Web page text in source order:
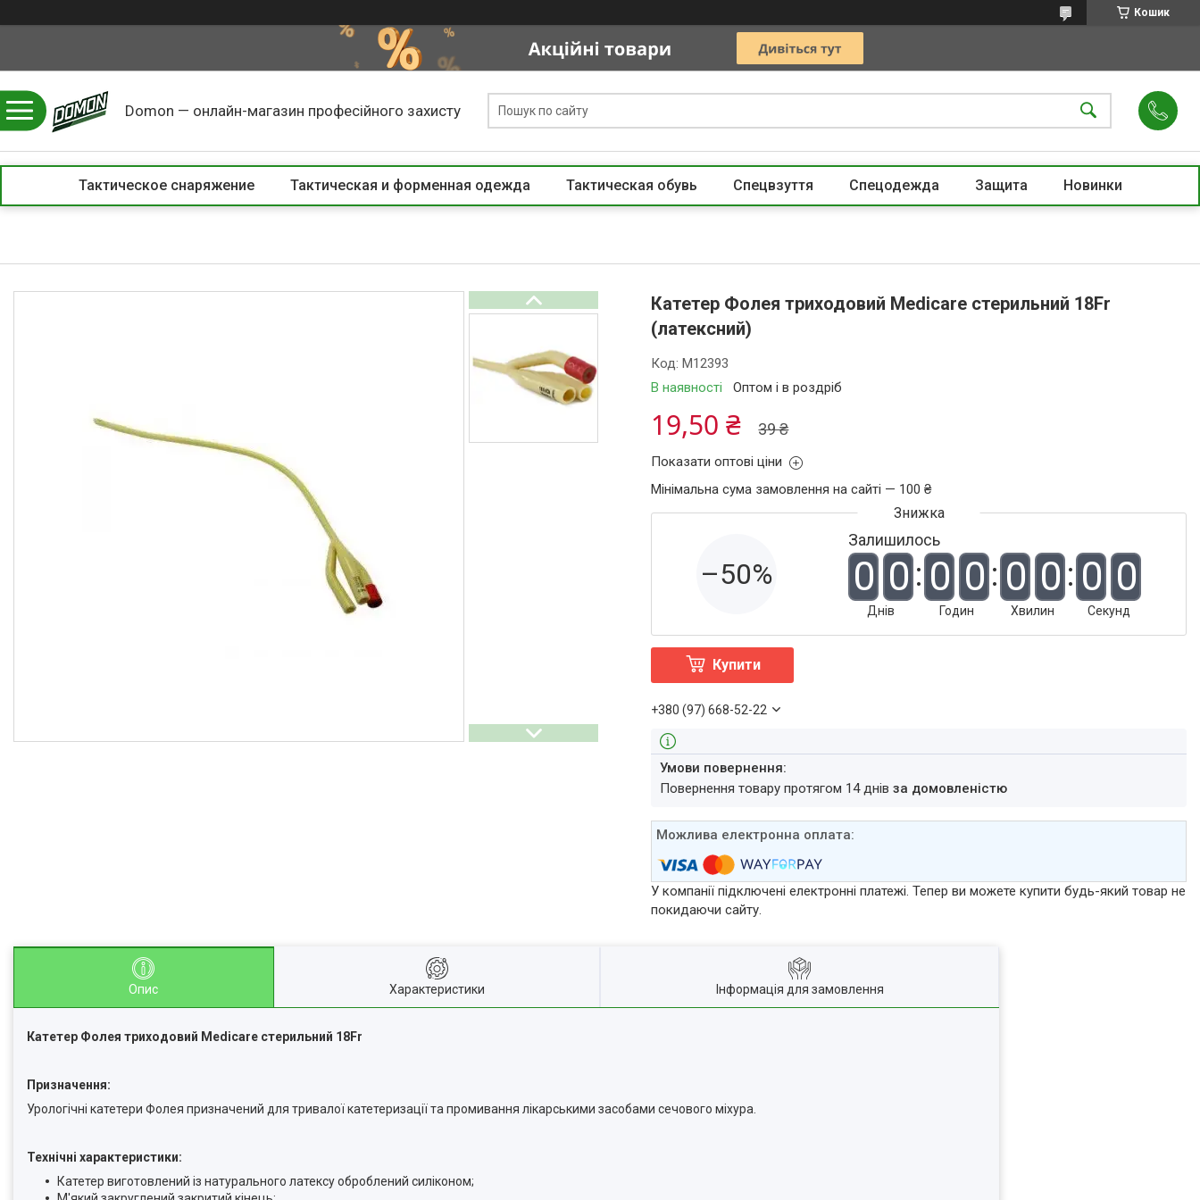
Кошик
Domon — онлайн-магазин професійного захисту
Тактическое снаряжение Тактическая и форменная одежда Тактическая обувь Спецвзуття Спецодежда Защита Новинки
Катетер Фолея триходовий Medicare стерильний 18Fr
(латексний)
В наявності Оптом і в роздріб
Код:M12393
39 ₴
19,50 ₴
Показати оптові ціни
Мінімальна сума замовлення на сайті — 100 ₴
–50%
Залишилось
0 0
Днів
0 0
Годин
0 0
Хвилин
0 0
Секунд
Купити
+380 (97) 668-52-22
повернення товару протягом 14 днівза домовленістю
У компанії підключені електронні платежі. Тепер ви можете купити будь-який товар не
покидаючи сайту.
Опис Характеристики Інформація для замовлення
Катетер Фолея триходовий Medicare стерильний 18Fr
Призначення:
Урологічні катетери Фолея призначений для тривалої катетеризації та промивання лікарськими засобами сечового міхура.
Технічні характеристики:
Катетер виготовлений із натурального латексу оброблений силіконом;